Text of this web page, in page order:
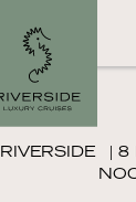
RIVERSIDE
| 8